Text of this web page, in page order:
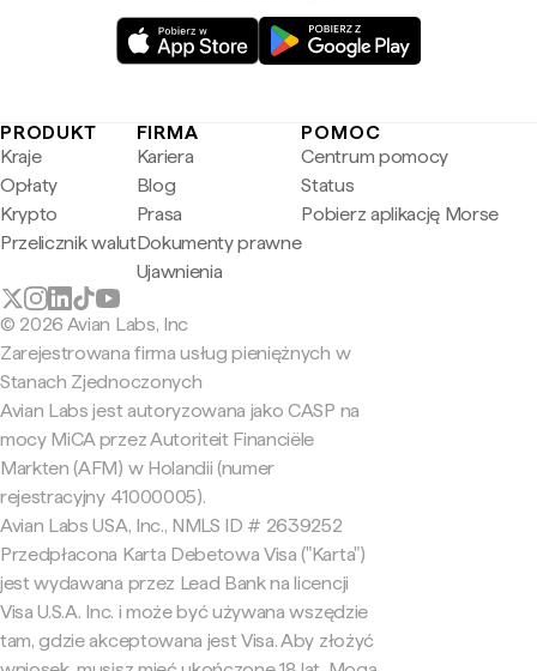
PRODUKT
Kraje
Opłaty
Krypto
Przelicznik walut
FIRMA
Kariera
Blog
Prasa
Dokumenty prawne
Ujawnienia
POMOC
Centrum pomocy
Status
Pobierz aplikację Morse
© 2026 Avian Labs, Inc
Zarejestrowana firma usług pieniężnych w
Stanach Zjednoczonych
Avian Labs jest autoryzowana jako CASP na
mocy MiCA przez Autoriteit Financiële
Markten (AFM) w Holandii (numer
rejestracyjny 41000005).
Avian Labs USA, Inc., NMLS ID # 2639252
Przedpłacona Karta Debetowa Visa ("Karta")
jest wydawana przez Lead Bank na licencji
Visa U.S.A. Inc. i może być używana wszędzie
tam, gdzie akceptowana jest Visa. Aby złożyć